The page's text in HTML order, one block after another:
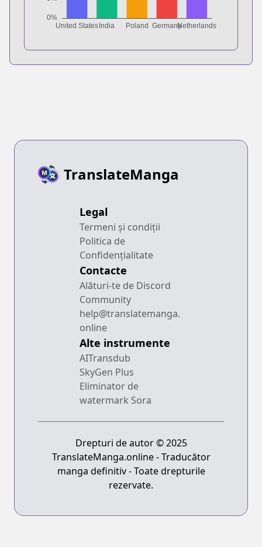
TranslateManga
Legal
Termeni și condiții
Politica de
Confidențialitate
Contacte
Alături-te de Discord
Community
help@translatemanga.
online
Alte instrumente
AITransdub
SkyGen Plus
Eliminator de
watermark Sora
Drepturi de autor © 2025
TranslateManga.online - Traducător
manga definitiv - Toate drepturile
rezervate.